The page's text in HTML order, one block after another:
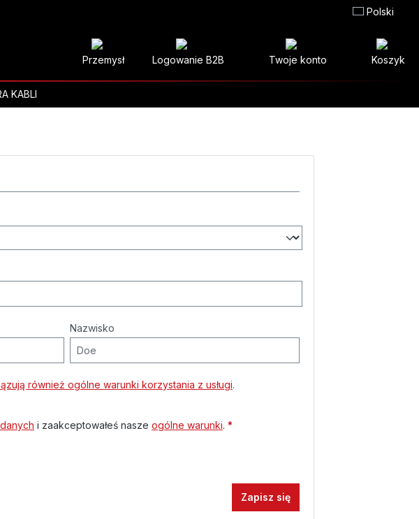
Polski
Przemysł Logowanie B2B Twoje konto Koszyk
KABLI
Nazwisko
również ogólne warunki korzystania z usługi.
i zaakceptowałeś nasze ogólne warunki. *
Zapisz się